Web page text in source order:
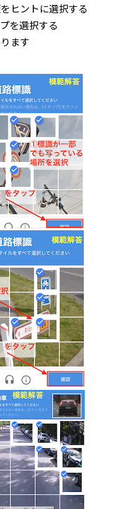
ヒントに選択する
を選択する
ます